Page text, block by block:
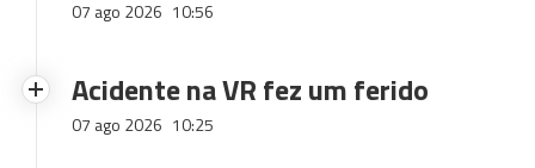
07 ago 2026 10:56
Acidente na VR fez um ferido
07 ago 2026 10:25